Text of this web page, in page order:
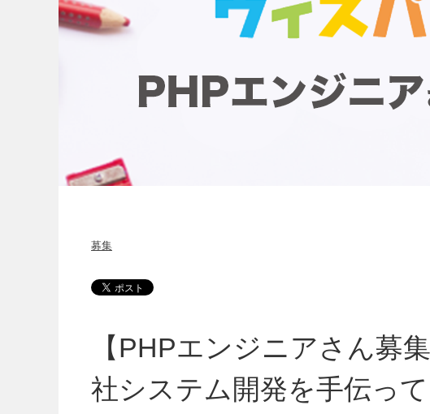
募集
【PHPエンジニアさん募
社システム開発を手伝っ